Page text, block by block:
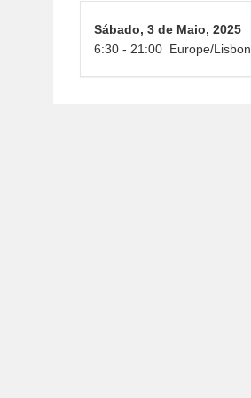
Sábado, 3 de Maio, 2025
6:30 - 21:00 Europe/Lisbon